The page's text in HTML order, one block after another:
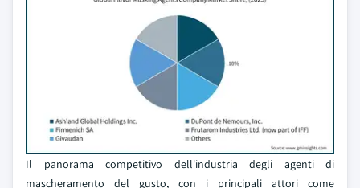
Il panorama competitivo dell'industria degli agenti di
mascheramento del gusto, con i principali attori come